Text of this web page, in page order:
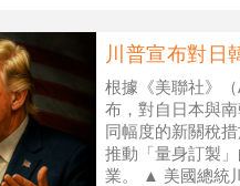
川普宣布對日
根據《美聯社》
布，對自日本與
同幅度的新關稅
推動「量身訂製
業。 ▲ 美國總統